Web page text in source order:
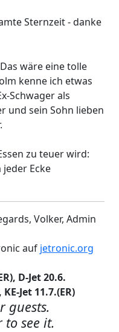
Sternzeit - danke
wäre eine tolle
kenne ich etwas
Schwager als
und sein Sohn lieben
zu teuer wird:
Ecke
Volker, Admin
auf jetronic.org
D-Jet 20.6.
Jet 11.7.(ER)
guests.
to see it.